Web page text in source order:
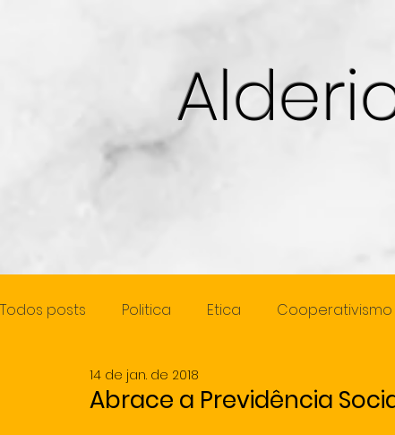
Todos posts Politica Etica Cooperativismo
Cidadania Juventude
Abrace a Previdência
14 de jan. de 2018